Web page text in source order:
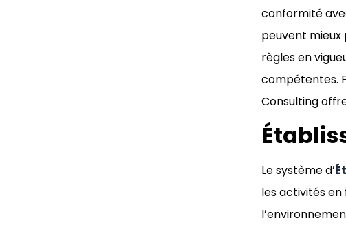
conformité
peuvent
règles en
compétentes.
Consulting
Le système d’
les activités